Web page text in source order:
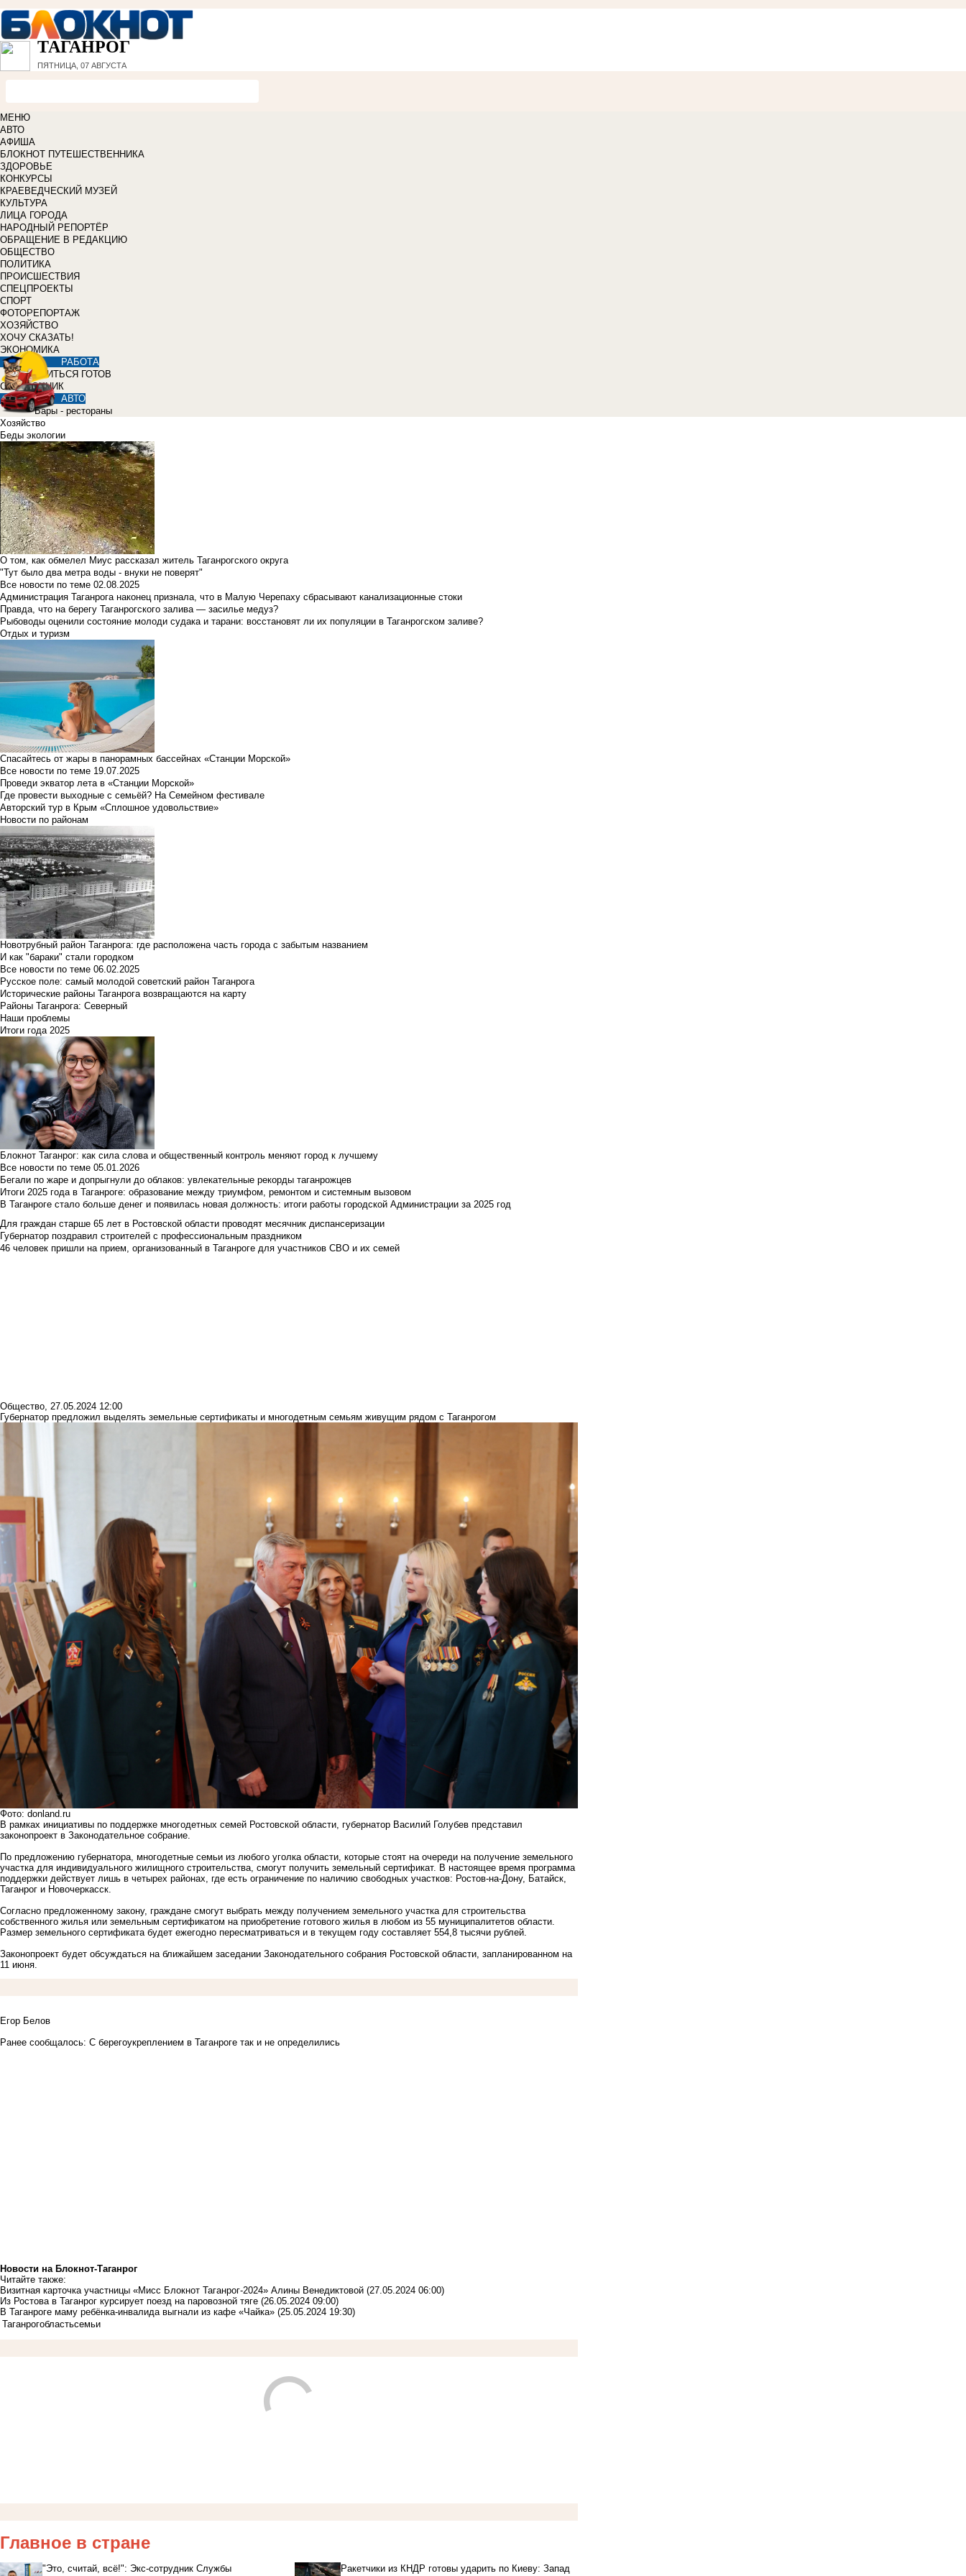
ТАГАНРОГ
ПЯТНИЦА, 07 АВГУСТА
МЕНЮ
АВТО
АФИША
БЛОКНОТ ПУТЕШЕСТВЕННИКА
ЗДОРОВЬЕ
КОНКУРСЫ
КРАЕВЕДЧЕСКИЙ МУЗЕЙ
КУЛЬТУРА
ЛИЦА ГОРОДА
НАРОДНЫЙ РЕПОРТЁР
ОБРАЩЕНИЕ В РЕДАКЦИЮ
ОБЩЕСТВО
ПОЛИТИКА
ПРОИСШЕСТВИЯ
СПЕЦПРОЕКТЫ
СПОРТ
ФОТОРЕПОРТАЖ
ХОЗЯЙСТВО
ХОЧУ СКАЗАТЬ!
ЭКОНОМИКА
РАБОТА
УЧИТЬСЯ ГОТОВ
СПРАВОЧНИК
АВТО
Бары - рестораны
Хозяйство
Беды экологии
О том, как обмелел Миус рассказал житель Таганрогского округа
"Тут было два метра воды - внуки не поверят"
Все новости по теме 02.08.2025
Администрация Таганрога наконец признала, что в Малую Черепаху сбрасывают канализационные стоки
Правда, что на берегу Таганрогского залива — засилье медуз?
Рыбоводы оценили состояние молоди судака и тарани: восстановят ли их популяции в Таганрогском заливе?
Отдых и туризм
Спасайтесь от жары в панорамных бассейнах «Станции Морской»
Все новости по теме 19.07.2025
Проведи экватор лета в «Станции Морской»
Где провести выходные с семьёй? На Семейном фестивале
Авторский тур в Крым «Сплошное удовольствие»
Новости по районам
Новотрубный район Таганрога: где расположена часть города с забытым названием
И как "бараки" стали городком
Все новости по теме 06.02.2025
Русское поле: самый молодой советский район Таганрога
Исторические районы Таганрога возвращаются на карту
Районы Таганрога: Северный
Наши проблемы
Итоги года 2025
Блокнот Таганрог: как сила слова и общественный контроль меняют город к лучшему
Все новости по теме 05.01.2026
Бегали по жаре и допрыгнули до облаков: увлекательные рекорды таганрожцев
Итоги 2025 года в Таганроге: образование между триумфом, ремонтом и системным вызовом
В Таганроге стало больше денег и появилась новая должность: итоги работы городской Администрации за 2025 год
Для граждан старше 65 лет в Ростовской области проводят месячник диспансеризации
Губернатор поздравил строителей с профессиональным праздником
46 человек пришли на прием, организованный в Таганроге для участников СВО и их семей
Общество, 27.05.2024 12:00
Губернатор предложил выделять земельные сертификаты и многодетным семьям живущим рядом с Таганрогом
Фото: donland.ru
В рамках инициативы по поддержке многодетных семей Ростовской области, губернатор Василий Голубев представил
законопроект в Законодательное собрание.
По предложению губернатора, многодетные семьи из любого уголка области, которые стоят на очереди на получение земельного
участка для индивидуального жилищного строительства, смогут получить земельный сертификат. В настоящее время программа
поддержки действует лишь в четырех районах, где есть ограничение по наличию свободных участков: Ростов-на-Дону, Батайск,
Таганрог и Новочеркасск.
Согласно предложенному закону, граждане смогут выбрать между получением земельного участка для строительства
собственного жилья или земельным сертификатом на приобретение готового жилья в любом из 55 муниципалитетов области.
Размер земельного сертификата будет ежегодно пересматриваться и в текущем году составляет 554,8 тысячи рублей.
Законопроект будет обсуждаться на ближайшем заседании Законодательного собрания Ростовской области, запланированном на
11 июня.
Егор Белов
Ранее сообщалось: С берегоукреплением в Таганроге так и не определились
Новости на Блoкнoт-Таганрог
Читайте также:
Визитная карточка участницы «Мисс Блокнот Таганрог-2024» Алины Венедиктовой (27.05.2024 06:00)
Из Ростова в Таганрог курсирует поезд на паровозной тяге (26.05.2024 09:00)
В Таганроге маму ребёнка-инвалида выгнали из кафе «Чайка» (25.05.2024 19:30)
Таганрогобластьсемьи
Главное в стране
"Это, считай, всё!": Экс-сотрудник Службы
Ракетчики из КНДР готовы ударить по Киеву: Запад